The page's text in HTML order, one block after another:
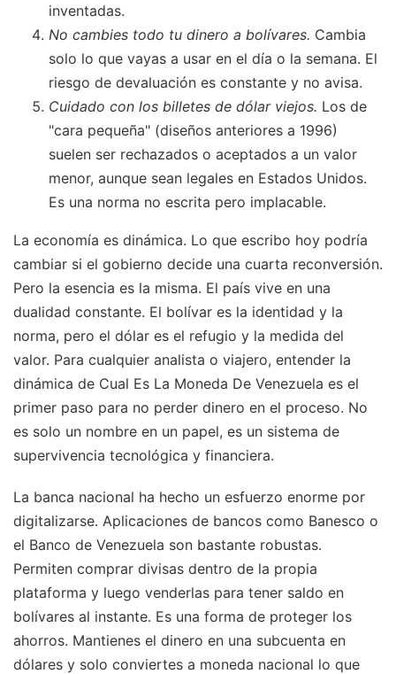
inventadas.
No cambies todo tu dinero a bolívares. Cambia
solo lo que vayas a usar en el día o la semana. El
riesgo de devaluación es constante y no avisa.
Cuidado con los billetes de dólar viejos. Los de
"cara pequeña" (diseños anteriores a 1996)
suelen ser rechazados o aceptados a un valor
menor, aunque sean legales en Estados Unidos.
Es una norma no escrita pero implacable.
La economía es dinámica. Lo que escribo hoy podría
cambiar si el gobierno decide una cuarta reconversión.
Pero la esencia es la misma. El país vive en una
dualidad constante. El bolívar es la identidad y la
norma, pero el dólar es el refugio y la medida del
valor. Para cualquier analista o viajero, entender la
dinámica de Cual Es La Moneda De Venezuela es el
primer paso para no perder dinero en el proceso. No
es solo un nombre en un papel, es un sistema de
supervivencia tecnológica y financiera.
La banca nacional ha hecho un esfuerzo enorme por
digitalizarse. Aplicaciones de bancos como Banesco o
el Banco de Venezuela son bastante robustas.
Permiten comprar divisas dentro de la propia
plataforma y luego venderlas para tener saldo en
bolívares al instante. Es una forma de proteger los
ahorros. Mantienes el dinero en una subcuenta en
dólares y solo conviertes a moneda nacional lo que